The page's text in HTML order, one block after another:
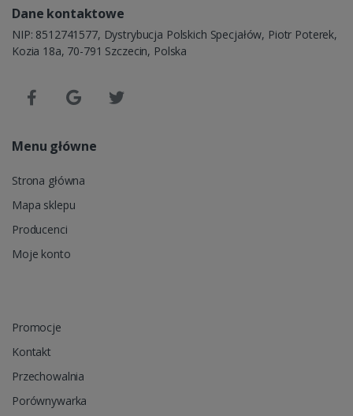
Dane kontaktowe
NIP: 8512741577, Dystrybucja Polskich Specjałów, Piotr Poterek,
Kozia 18a, 70-791 Szczecin, Polska
Menu główne
Strona główna
Mapa sklepu
Producenci
Moje konto
Promocje
Kontakt
Przechowalnia
Porównywarka